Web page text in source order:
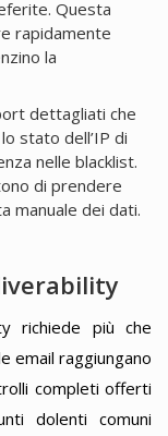
Questa
rapidamente
la
dettagliati che
stato dell’IP di
nelle blacklist.
di prendere
manuale dei dati.
richiede più che
email raggiungano
completi offerti
dolenti comuni